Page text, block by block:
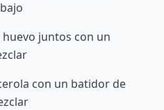
huevo juntos con un
con un batidor de